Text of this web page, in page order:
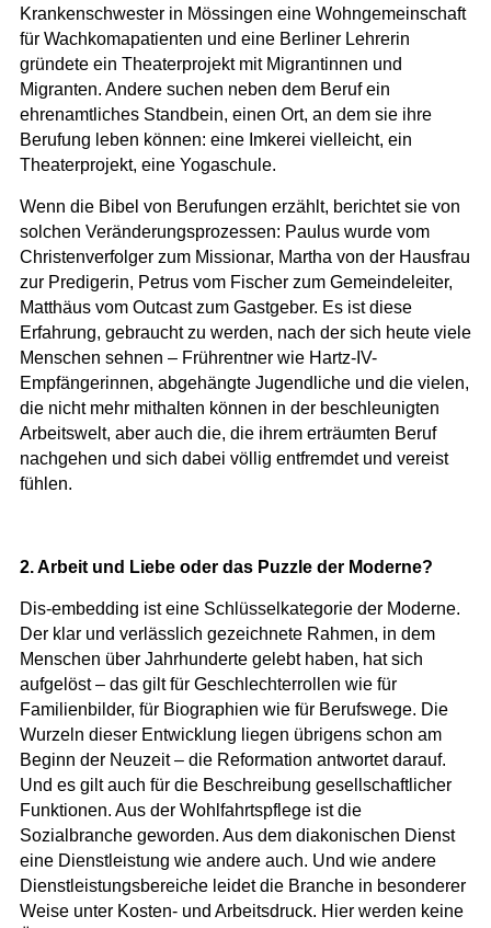
Krankenschwester in Mössingen eine Wohngemeinschaft
für Wachkomapatienten und eine Berliner Lehrerin
gründete ein Theaterprojekt mit Migrantinnen und
Migranten. Andere suchen neben dem Beruf ein
ehrenamtliches Standbein, einen Ort, an dem sie ihre
Berufung leben können: eine Imkerei vielleicht, ein
Theaterprojekt, eine Yogaschule.
Wenn die Bibel von Berufungen erzählt, berichtet sie von
solchen Veränderungsprozessen: Paulus wurde vom
Christenverfolger zum Missionar, Martha von der Hausfrau
zur Predigerin, Petrus vom Fischer zum Gemeindeleiter,
Matthäus vom Outcast zum Gastgeber. Es ist diese
Erfahrung, gebraucht zu werden, nach der sich heute viele
Menschen sehnen – Frührentner wie Hartz-IV-
Empfängerinnen, abgehängte Jugendliche und die vielen,
die nicht mehr mithalten können in der beschleunigten
Arbeitswelt, aber auch die, die ihrem erträumten Beruf
nachgehen und sich dabei völlig entfremdet und vereist
fühlen.
2. Arbeit und Liebe oder das Puzzle der Moderne?
Dis-embedding ist eine Schlüsselkategorie der Moderne.
Der klar und verlässlich gezeichnete Rahmen, in dem
Menschen über Jahrhunderte gelebt haben, hat sich
aufgelöst – das gilt für Geschlechterrollen wie für
Familienbilder, für Biographien wie für Berufswege. Die
Wurzeln dieser Entwicklung liegen übrigens schon am
Beginn der Neuzeit – die Reformation antwortet darauf.
Und es gilt auch für die Beschreibung gesellschaftlicher
Funktionen. Aus der Wohlfahrtspflege ist die
Sozialbranche geworden. Aus dem diakonischen Dienst
eine Dienstleistung wie andere auch. Und wie andere
Dienstleistungsbereiche leidet die Branche in besonderer
Weise unter Kosten- und Arbeitsdruck. Hier werden keine